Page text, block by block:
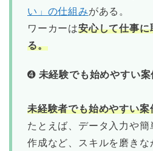
い」の仕組みがある。
ワーカーは安心して仕事に
る。
➍ 未経験でも始めやすい案
未経験者でも始めやすい案
たとえば、データ入力や
作成など、スキルを磨きな